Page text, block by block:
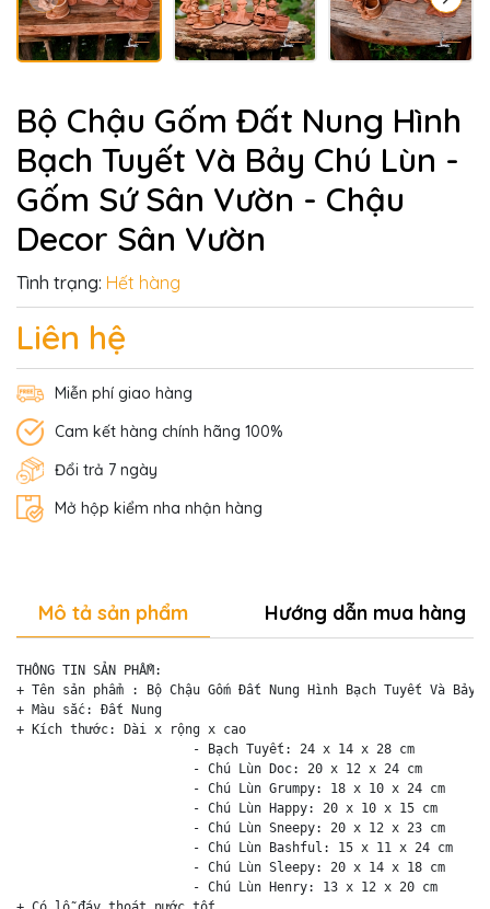
Bộ Chậu Gốm Đất Nung Hình
Bạch Tuyết Và Bảy Chú Lùn -
Gốm Sứ Sân Vườn - Chậu
Decor Sân Vườn
Tình trạng: Hết hàng
Liên hệ
Miễn phí giao hàng
Cam kết hàng chính hãng 100%
Đổi trả 7 ngày
Mở hộp kiểm nha nhận hàng
Mô tả sản phẩm Hướng dẫn mua hàng
THÔNG TIN SẢN PHẨM:
+ Tên sản phẩm : Bộ Chậu Gốm Đất Nung Hình Bạch Tuyết Và Bảy
+ Màu sắc: Đất Nung
+ Kích thước: Dài x rộng x cao
                       - Bạch Tuyết: 24 x 14 x 28 cm
                       - Chú Lùn Doc: 20 x 12 x 24 cm
                       - Chú Lùn Grumpy: 18 x 10 x 24 cm
                       - Chú Lùn Happy: 20 x 10 x 15 cm
                       - Chú Lùn Sneepy: 20 x 12 x 23 cm
                       - Chú Lùn Bashful: 15 x 11 x 24 cm
                       - Chú Lùn Sleepy: 20 x 14 x 18 cm
                       - Chú Lùn Henry: 13 x 12 x 20 cm